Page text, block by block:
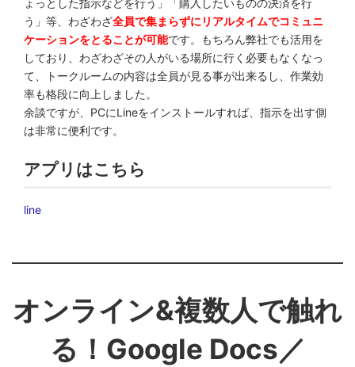
ょっとした指示などを行う」「購入したいものの決済を行
う」等、わざわざ全員で集まらずにリアルタイムでコミュニ
ケーションをとることが可能です。もちろん弊社でも活用を
しており、わざわざその人がいる場所に行く必要もなくなっ
て、トークルームの内容は全員が見る事が出来るし、作業効
率も格段に向上しました。
余談ですが、PCにLineをインストールすれば、指示を出す側
は非常に便利です。
アプリはこちら
line
オンライン&複数人で触れ
る！Google Docs／